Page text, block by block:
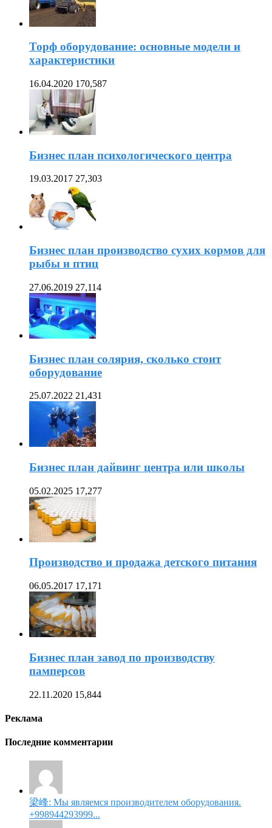
Торф оборудование: основные модели и
характеристики
16.04.2020 170,587
Бизнес план психологического центра
19.03.2017 27,303
Бизнес план производство сухих кормов для
рыбы и птиц
27.06.2019 27,114
Бизнес план солярия, сколько стоит
оборудование
25.07.2022 21,431
Бизнес план дайвинг центра или школы
05.02.2025 17,277
Производство и продажа детского питания
06.05.2017 17,171
Бизнес план завод по производству
памперсов
22.11.2020 15,844
Реклама
Последние комментарии
梁峰: Мы являемся производителем оборудования.
+998944293999...